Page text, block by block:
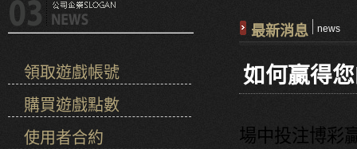
領取遊戲帳號
購買遊戲點數
使用者合約
最新消息 news
如何贏得
場中投注博彩